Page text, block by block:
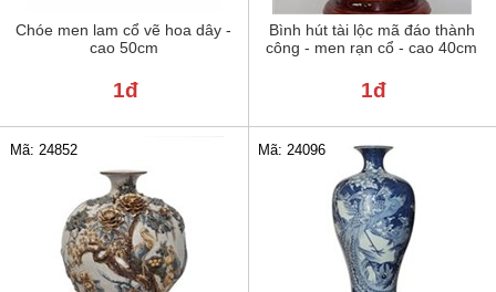
Chóe men lam cổ vẽ hoa dây -
cao 50cm
1đ
Bình hút tài lộc mã đáo thành
công - men rạn cổ - cao 40cm
1đ
Mã: 24852 Mã: 24096